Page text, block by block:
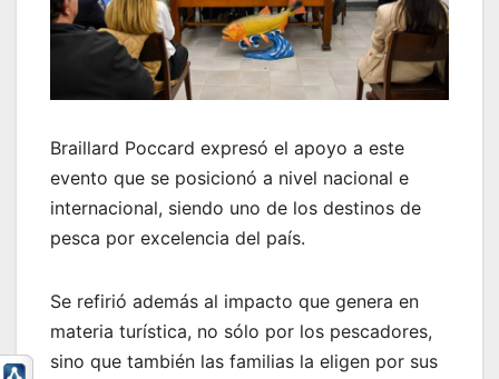
Braillard Poccard expresó el apoyo a este
evento que se posicionó a nivel nacional e
internacional, siendo uno de los destinos de
pesca por excelencia del país.
Se refirió además al impacto que genera en
materia turística, no sólo por los pescadores,
sino que también las familias la eligen por sus